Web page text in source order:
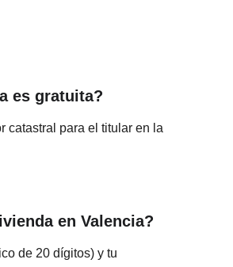
es gratuita?
catastral para el titular en la
en Valencia?
de 20 dígitos) y tu